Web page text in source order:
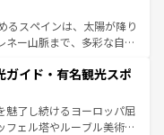
景やアマルフィ海岸の絶
。観光の合間には、本場の
ア料理を堪能することも
れない旅をしてみよう！
るスペインは、太陽が降り
ー山脈まで、多彩な自然
なフラメンコ、熱気あふ
が生活の一部となってい
た雰囲気や、バルセロナの
は古代ローマ遺跡や中世
ガイド・有名観光スポ
魅了し続けるヨーロッパ屈
ェル塔やルーブル美術館